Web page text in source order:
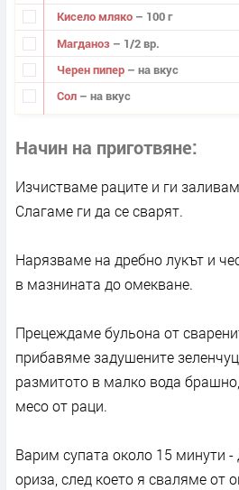
Кисело мляко – 100 г
Магданоз – 1/2 вр.
Черен пипер – на вкус
Сол – на вкус
Начин на приготвяне
Изчистваме раците и ги
Слагаме ги да се сварят.
Нарязваме на дребно лукът и
в мазнината до омекване.
Прецеждаме бульона от
прибавяме задушените
размитото в малко вода
месо от раци.
Варим супата около 15 минути
ориза, след което я сваляме от